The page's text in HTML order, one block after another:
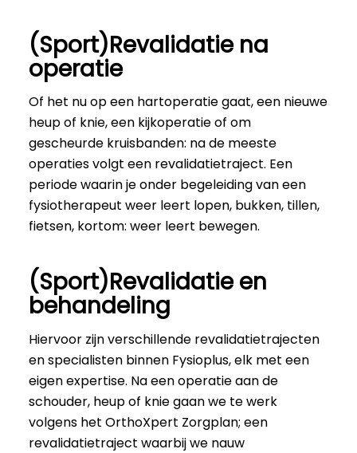
(Sport)Revalidatie na
operatie
Of het nu op een hartoperatie gaat, een nieuwe
heup of knie, een kijkoperatie of om
gescheurde kruisbanden: na de meeste
operaties volgt een revalidatietraject. Een
periode waarin je onder begeleiding van een
fysiotherapeut weer leert lopen, bukken, tillen,
fietsen, kortom: weer leert bewegen.
(Sport)Revalidatie en
behandeling
Hiervoor zijn verschillende revalidatietrajecten
en specialisten binnen Fysioplus, elk met een
eigen expertise. Na een operatie aan de
schouder, heup of knie gaan we te werk
volgens het OrthoXpert Zorgplan; een
revalidatietraject waarbij we nauw